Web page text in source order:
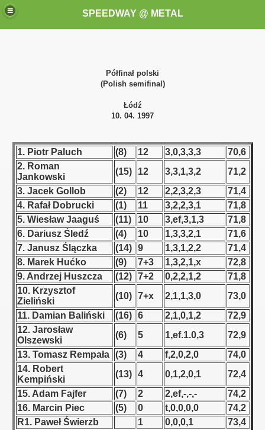
SPEEDWAY @ METAL
Półfinał polski
(Polish semifinal)
Łódź
10. 04. 1997
1. Piotr Paluch (8) 12 3,0,3,3,3
70,6
2. Roman
Jankowski
(15) 12 3,3,1,3,2
71,2
3. Jacek Gollob
(2) 12 2,2,3,2,3
71,4
4. Rafał Dobrucki
(1) 11 3,2,2,3,1
71,8
5. Wiesław Jaaguś
(11) 10 3,ef,3,1,3
71,8
6. Dariusz Śledź
(4) 10 1,3,3,2,1
71,6
7. Janusz Ślączka
(14) 9 1,3,1,2,2
71,4
8. Marek Hućko
(9) 7+3 1,3,2,1,x
72,8
9. Andrzej Huszcza
(12) 7+2 0,2,2,1,2
71,8
10. Krzysztof
Zieliński
(10) 7+x 2,1,1,3,0
73,0
11. Damian Baliński
(16) 6 2,1,0,1,2
72,9
12. Jarosław
Olszewski
(6) 5 1,ef.1.0,3
72,9
13. Tomasz Rempała (3) 4 f,2,0,2,0
74,0
14. Robert
Kempiński
(13) 4 0,1,2,0,1
72,4
15. Adam Fajfer
(7) 2 2,ef,-,-,-
74,2
16. Marcin Piec
(5) 0 t,0,0,0,0
74,2
R1. Paweł Świerzb
1 0,0,0,1
73,4
(My speedway programmes to exchange or sale)
Świata (World Speedway Championship)
1946